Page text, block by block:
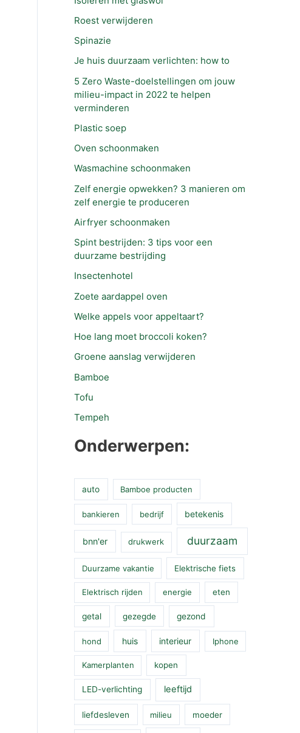
Roest verwijderen
Spinazie
Je huis duurzaam verlichten: how to
5 Zero Waste-doelstellingen om jouw
milieu-impact in 2022 te helpen
verminderen
Plastic soep
Oven schoonmaken
Wasmachine schoonmaken
Zelf energie opwekken? 3 manieren om
zelf energie te produceren
Airfryer schoonmaken
Spint bestrijden: 3 tips voor een
duurzame bestrijding
Insectenhotel
Zoete aardappel oven
Welke appels voor appeltaart?
Hoe lang moet broccoli koken?
Groene aanslag verwijderen
Bamboe
Tofu
Tempeh
Onderwerpen:
auto Bamboe producten
bankieren bedrijf betekenis
bnn'er drukwerk duurzaam
Duurzame vakantie Elektrische fiets
Elektrisch rijden energie eten
getal gezegde gezond
hond huis interieur Iphone
Kamerplanten kopen
LED-verlichting leeftijd
liefdesleven milieu moeder